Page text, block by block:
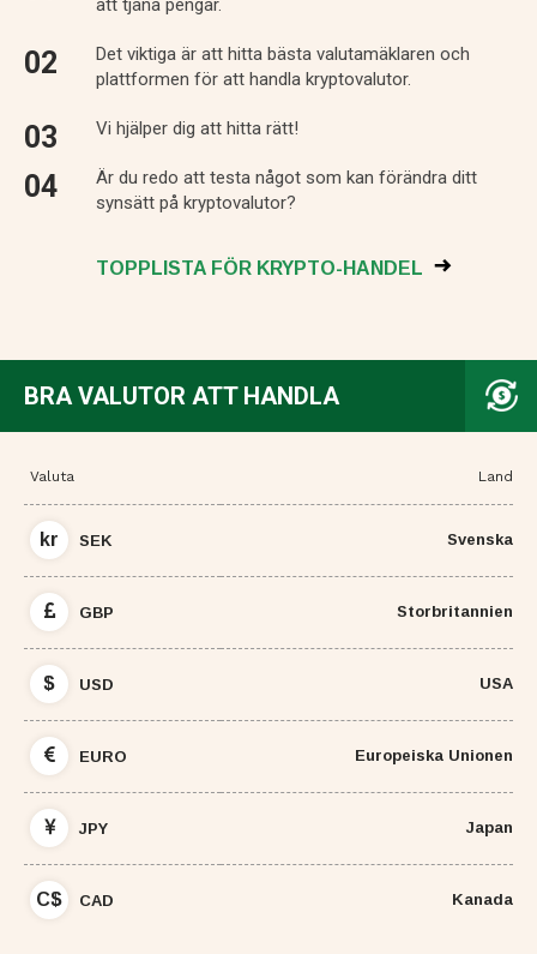
att tjäna pengar.
Det viktiga är att hitta bästa valutamäklaren och
plattformen för att handla kryptovalutor.
Vi hjälper dig att hitta rätt!
Är du redo att testa något som kan förändra ditt
synsätt på kryptovalutor?
TOPPLISTA FÖR KRYPTO-HANDEL
BRA VALUTOR ATT HANDLA
Valuta Land
kr SEK Svenska
GBP Storbritannien
$ USD USA
EURO Europeiska Unionen
JPY Japan
C$ CAD Kanada